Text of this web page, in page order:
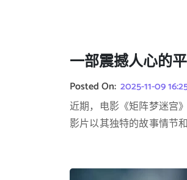
一部震撼人心的
Posted On: 2025-11-09
近期，电影《矩阵梦迷宫
影片以其独特的故事情节